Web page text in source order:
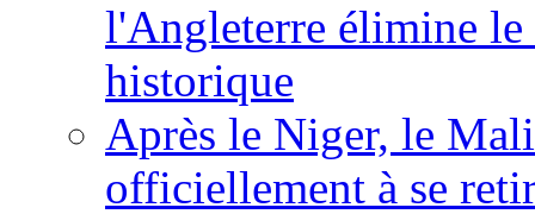
l'Angleterre élimine
historique
Après le Niger, le
officiellement à se